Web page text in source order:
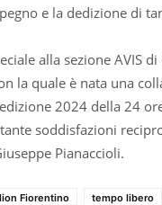
e la dedizione di
alla sezione AVIS
la quale è nata una
2024 della 24
soddisfazioni
Pianaccioli.
Fiorentino tempo libero